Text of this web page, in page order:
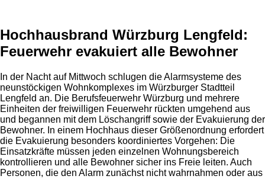
Hochhausbrand Würzburg Lengfeld:
Feuerwehr evakuiert alle Bewohner
In der Nacht auf Mittwoch schlugen die Alarmsysteme des
neunstöckigen Wohnkomplexes im Würzburger Stadtteil
Lengfeld an. Die Berufsfeuerwehr Würzburg und mehrere
Einheiten der freiwilligen Feuerwehr rückten umgehend aus
und begannen mit dem Löschangriff sowie der Evakuierung der
Bewohner. In einem Hochhaus dieser Größenordnung erfordert
die Evakuierung besonders koordiniertes Vorgehen: Die
Einsatzkräfte müssen jeden einzelnen Wohnungsbereich
kontrollieren und alle Bewohner sicher ins Freie leiten. Auch
Personen, die den Alarm zunächst nicht wahrnahmen oder aus